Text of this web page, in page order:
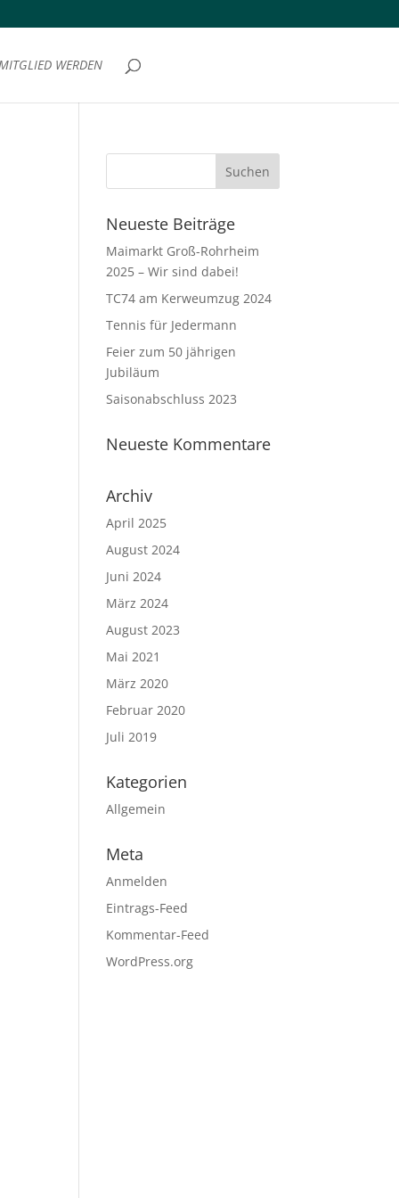
WERDEN
Neueste Beiträge
Maimarkt Groß-Rohrheim
2025 – Wir sind dabei!
TC74 am Kerweumzug 2024
Tennis für Jedermann
Feier zum 50 jährigen
Jubiläum
Saisonabschluss 2023
Neueste Kommentare
Archiv
April 2025
August 2024
Juni 2024
März 2024
August 2023
Mai 2021
März 2020
Februar 2020
Juli 2019
Kategorien
Allgemein
Meta
Anmelden
Eintrags-Feed
Kommentar-Feed
WordPress.org